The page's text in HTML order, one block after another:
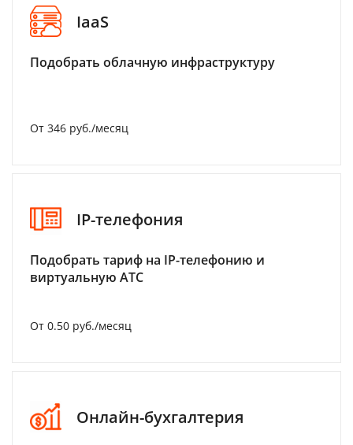
IaaS
Подобрать облачную инфраструктуру
От 346 руб./месяц
IP-телефония
Подобрать тариф на IP-телефонию и
виртуальную АТС
От 0.50 руб./месяц
Онлайн-бухгалтерия